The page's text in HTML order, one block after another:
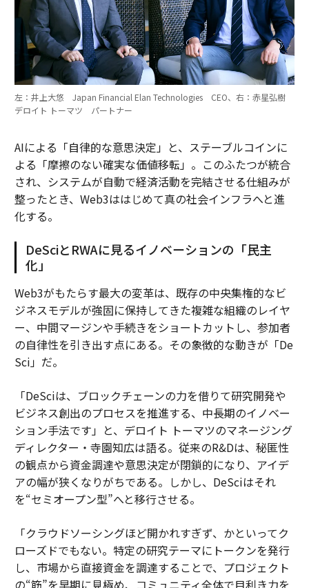
左：井上大悠 Japan Financial Elan Technologies CEO、右：赤星弘樹
デロイト トーマツ パートナー
AIによる「自律的な意思決定」と、ステーブルコインに
よる「摩擦のない確実な価値移転」。このふたつが統合
され、システムが自動で経済活動を完結させる仕組みが
整ったとき、Web3ははじめて真の社会インフラへと進
化する。
DeSciとRWAに見るイノベーションの「民主
化」
Web3がもたらす最大の変革は、既存の中央集権的なビ
ジネスモデルが強固に保持してきた複雑な組織のレイヤ
ー、中間マージンや手続きをショートカットし、参加者
の自律性を引き出す点にある。その象徴的な動きが「De
Sci」だ。
「DeSciは、ブロックチェーンの力を借りて研究開発や
ビジネス創出のプロセスを推進する、中長期のイノベー
ション手法です」と、デロイト トーマツのマネージング
ディレクター・寺園知広は語る。従来のR&Dは、秘匿性
の観点から資金調達や意思決定が閉鎖的になり、アイデ
アの幅が狭くなりがちである。しかし、DeSciはそれ
を“セミオープン型”へと移行させる。
「クラウドソーシングほど開かれすぎず、かといってク
ローズドでもない。特定の研究テーマにトークンを発行
し、市場から直接資金を調達することで、プロジェクト
の“筋”を早期に見極め、コミュニティ全体で目利き力を